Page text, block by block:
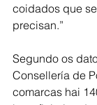
coidados que se
precisan.”
Segundo os
Consellería de
comarcas hai